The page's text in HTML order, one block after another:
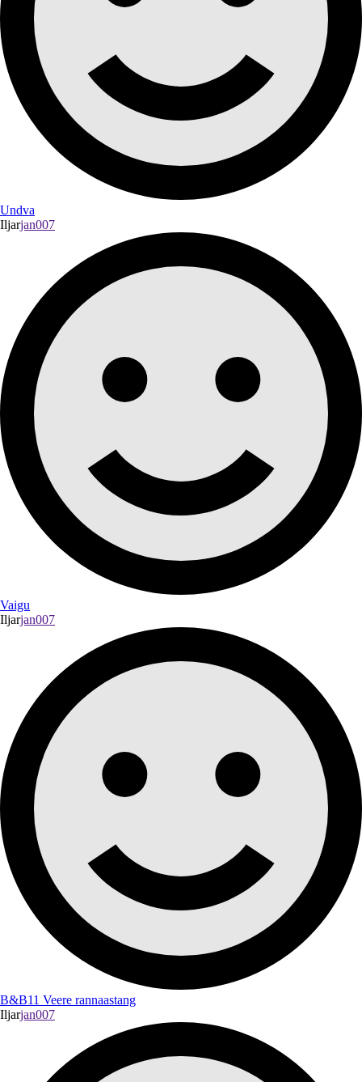
Undva
Iljarjan007
Vaigu
Iljarjan007
B&B11 Veere rannaastang
Iljarjan007